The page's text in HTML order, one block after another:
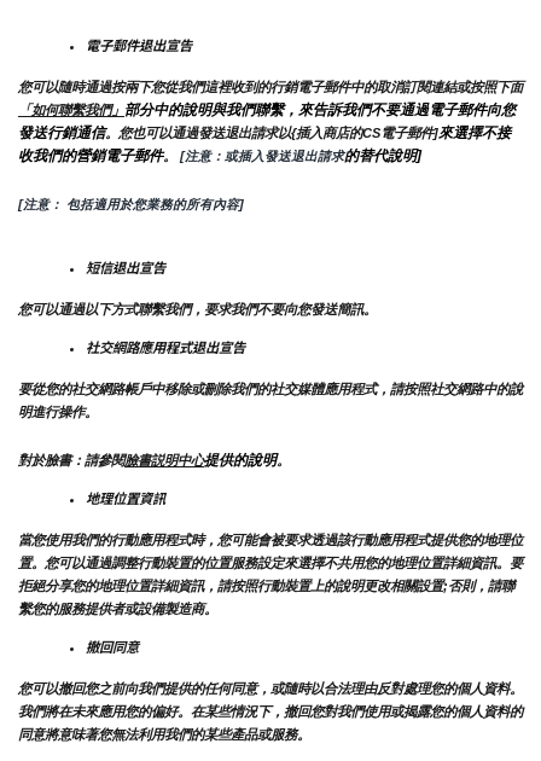
電子郵件退出宣告
您可以隨時通過按兩下您從我們這裡收到的行銷電子郵件中的取消訂閱連結或按照下面
「如何聯繫我們」 部分中的說明與我們聯繫，來告訴我們不要通過電子郵件向您
發送行銷通信。您也可以通過發送退出請求以{插入商店的CS電子郵件]來選擇不接
收我們的營銷電子郵件。 [注意：或插入發送退出請求的替代說明]
[注意： 包括適用於您業務的所有內容]
短信退出宣告
您可以通過以下方式聯繫我們，要求我們不要向您發送簡訊。
社交網路應用程式退出宣告
要從您的社交網路帳戶中移除或刪除我們的社交媒體應用程式，請按照社交網路中的說
明進行操作。
對於臉書：請參閱臉書説明中心提供的說明。
地理位置資訊
當您使用我們的行動應用程式時，您可能會被要求透過該行動應用程式提供您的地理位
置。您可以通過調整行動裝置的位置服務設定來選擇不共用您的地理位置詳細資訊。要
拒絕分享您的地理位置詳細資訊，請按照行動裝置上的說明更改相關設置;否則，請聯
繫您的服務提供者或設備製造商。
撤回同意
您可以撤回您之前向我們提供的任何同意，或隨時以合法理由反對處理您的個人資料。
我們將在未來應用您的偏好。在某些情況下，撤回您對我們使用或揭露您的個人資料的
同意將意味著您無法利用我們的某些產品或服務。